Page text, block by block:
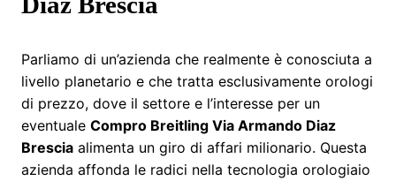
Parliamo di un’azienda che realmente è conosciuta a
livello planetario e che tratta esclusivamente orologi
di prezzo, dove il settore e l’interesse per un
eventuale Compro Breitling Via Armando Diaz
Brescia alimenta un giro di affari milionario. Questa
azienda affonda le radici nella tecnologia orologiaio